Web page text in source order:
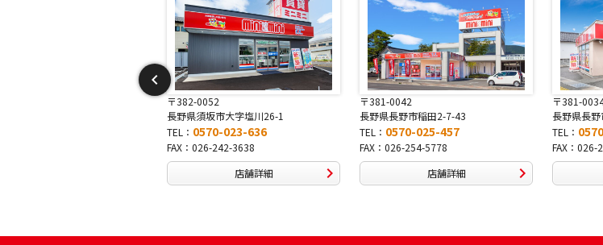
〒381-0042
長野県長野市稲田2-7-43
TEL： 0570-025-457
FAX：026-254-5778
店舗詳細
〒381-0034
長野県長野市高田1307-1
TEL： 0570-067-677
FAX：026-267-6778
店舗詳細
〒380-
長野県長野
TEL：
FAX：026-